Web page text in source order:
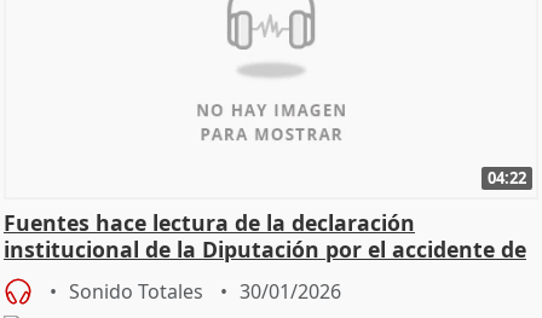
04:22
Fuentes hace lectura de la declaración
institucional de la Diputación por el accidente de
Adamuz
Sonido Totales 30/01/2026